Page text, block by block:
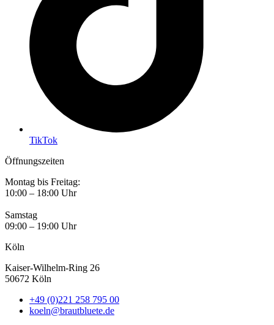
TikTok
Öffnungszeiten
Montag bis Freitag:
10:00 – 18:00 Uhr
Samstag
09:00 – 19:00 Uhr
Köln
Kaiser-Wilhelm-Ring 26
50672 Köln
+49 (0)221 258 795 00
koeln@brautbluete.de